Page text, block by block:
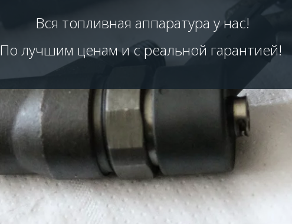
Вся топливная аппаратура у нас!
По лучшим ценам и с реальной гарантией!